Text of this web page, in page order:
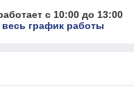
с 10:00 до 13:00
весь график работы